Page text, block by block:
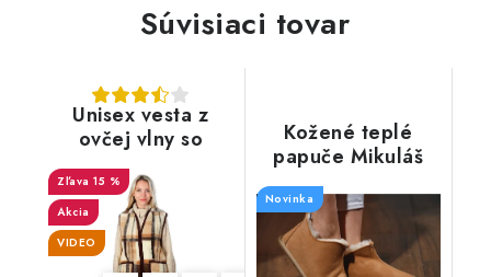
Súvisiaci tovar
Unisex vesta z
ovčej vlny so
zipsom a dvomi
vreckami
kockovaná
15 %
Akcia
VIDEO
Kožené teplé
papuče Mikuláš
"Exclusive"
Novinka